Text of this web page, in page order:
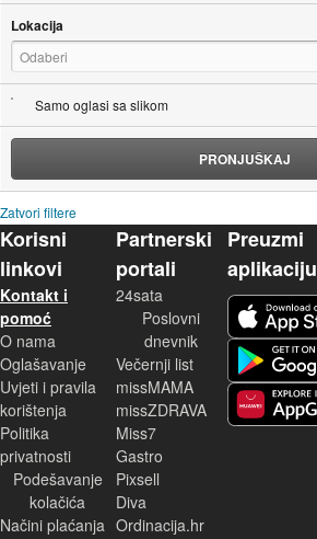
Lokacija
Odaberi
Samo oglasi sa slikom
PRONJUŠKAJ
Zatvori filtere
Korisni
linkovi
Kontakt i
pomoć
O nama
Oglašavanje
Uvjeti i pravila
korištenja
Politika
privatnosti
Podešavanje
kolačića
Načini plaćanja
Partnerski
portali
24sata
Poslovni
dnevnik
Večernji list
missMAMA
missZDRAVA
Miss7
Gastro
Pixsell
Diva
Ordinacija.hr
Preuzmi
aplikaciju